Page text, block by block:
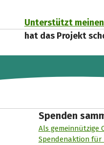
Unterstützt
hat das Projekt
Spenden
Als gemeinnützige
Spendenaktion für